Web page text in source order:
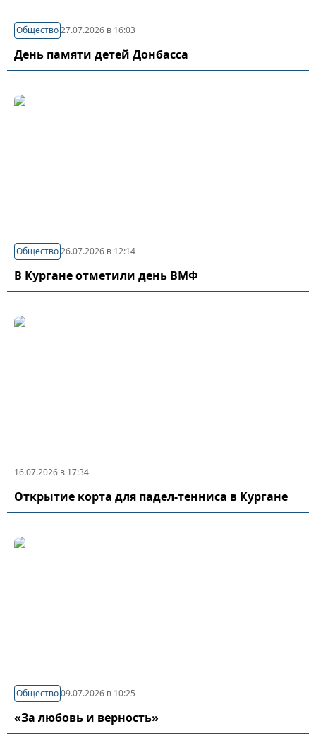
Общество27.07.2026 в 16:03
День памяти детей Донбасса
Общество26.07.2026 в 12:14
В Кургане отметили день ВМФ
16.07.2026 в 17:34
Открытие корта для падел-тенниса в Кургане
Общество09.07.2026 в 10:25
«За любовь и верность»